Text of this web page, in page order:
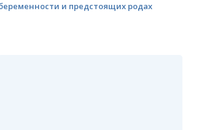
и предстоящих родах